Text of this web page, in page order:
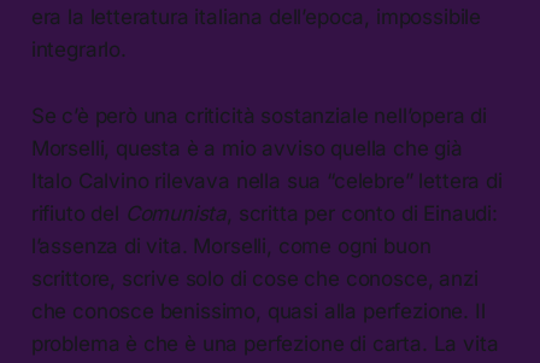
era la letteratura italiana dell’epoca, impossibile
integrarlo.
Se c’è però una criticità sostanziale nell’opera di
Morselli, questa è a mio avviso quella che già
Italo Calvino rilevava nella sua “celebre” lettera di
rifiuto del Comunista, scritta per conto di Einaudi:
l’assenza di vita. Morselli, come ogni buon
scrittore, scrive solo di cose che conosce, anzi
che conosce benissimo, quasi alla perfezione. Il
problema è che è una perfezione di carta. La vita